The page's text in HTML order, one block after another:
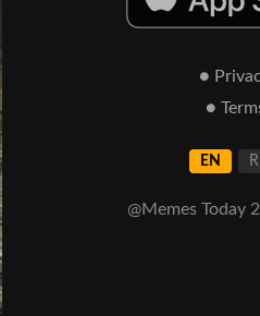
●
●
EN
@Memes Today